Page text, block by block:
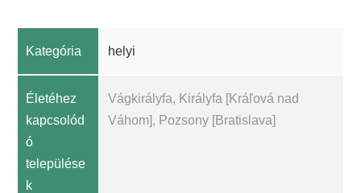
Kategória helyi
Életéhez
kapcsolód
ó
települése
k
Vágkirályfa, Királyfa [Kráľová nad
Váhom], Pozsony [Bratislava]